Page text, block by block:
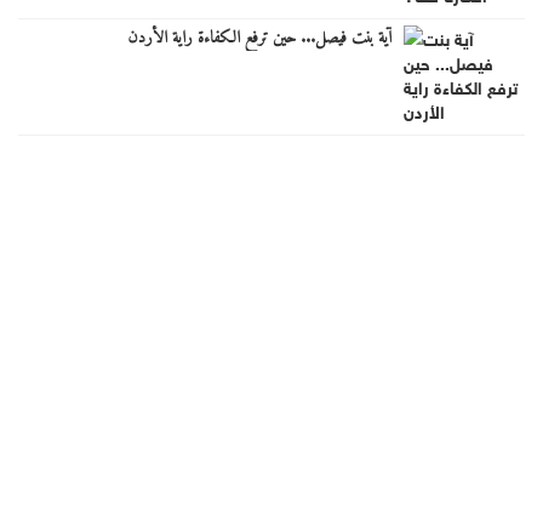
آية بنت فيصل... حين ترفع الكفاءة راية الأردن